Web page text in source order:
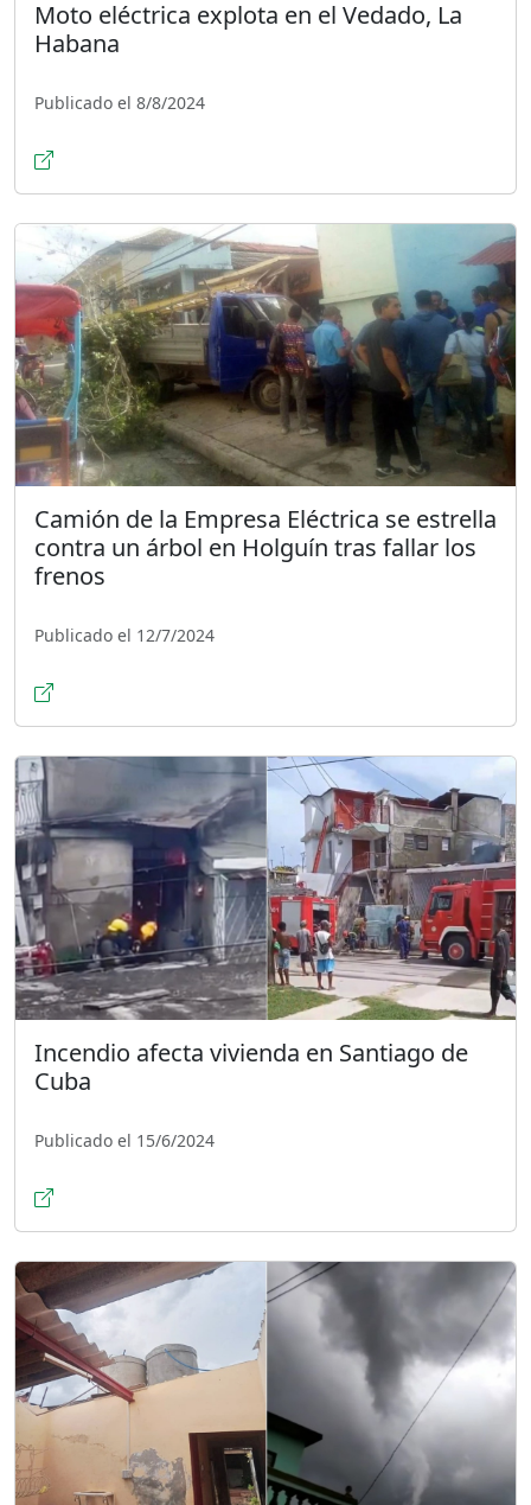
Moto eléctrica explota en el Vedado, La
Habana
Publicado el 8/8/2024
Camión de la Empresa Eléctrica se estrella
contra un árbol en Holguín tras fallar los
frenos
Publicado el 12/7/2024
Incendio afecta vivienda en Santiago de
Cuba
Publicado el 15/6/2024